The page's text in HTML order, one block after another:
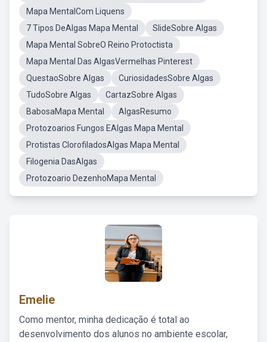
Mapa MentalCom Liquens
7 Tipos DeAlgas Mapa Mental
SlideSobre Algas
Mapa Mental SobreO Reino Protoctista
Mapa Mental Das AlgasVermelhas Pinterest
QuestaoSobre Algas
CuriosidadesSobre Algas
TudoSobre Algas
CartazSobre Algas
BabosaMapa Mental
AlgasResumo
Protozoarios Fungos EAlgas Mapa Mental
Protistas ClorofiladosAlgas Mapa Mental
Filogenia DasAlgas
Protozoario DezenhoMapa Mental
Emelie
Como mentor, minha dedicação é total ao
desenvolvimento dos alunos no ambiente escolar,